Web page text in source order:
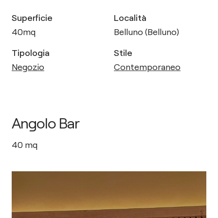
Superficie
40mq
Località
Belluno (Belluno)
Tipologia
Negozio
Stile
Contemporaneo
Angolo Bar
40 mq